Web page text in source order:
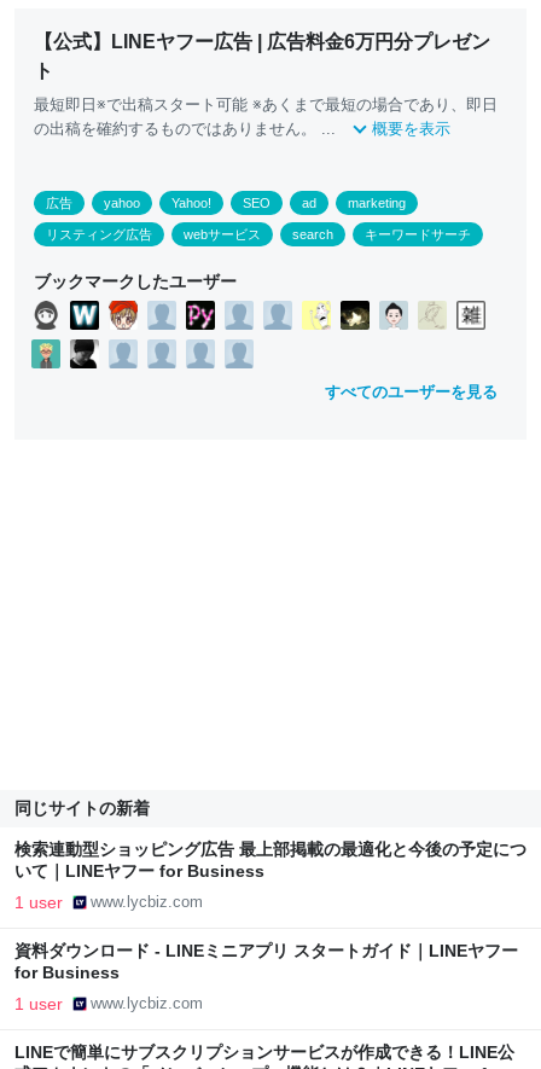
【公式】LINEヤフー広告 | 広告料金6万円分プレゼン
ト
最短即日※で出稿スタート可能 ※あくまで最短の場合であり、即日
の出稿を確約するものではありません。 ...
概要を表示
広告 yahoo Yahoo! SEO ad marketing
リスティング広告 webサービス search キーワードサーチ
ブックマークしたユーザー
すべてのユーザーを見る
同じサイトの新着
検索連動型ショッピング広告 最上部掲載の最適化と今後の予定につ
いて｜LINEヤフー for Business
1 user www.lycbiz.com
資料ダウンロード - LINEミニアプリ スタートガイド｜LINEヤフー
for Business
1 user www.lycbiz.com
LINEで簡単にサブスクリプションサービスが作成できる！LINE公